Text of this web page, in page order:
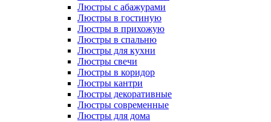
Люстры с абажурами
Люстры в гостиную
Люстры в прихожую
Люстры в спальню
Люстры для кухни
Люстры свечи
Люстры в коридор
Люстры кантри
Люстры декоративные
Люстры современные
Люстры для дома